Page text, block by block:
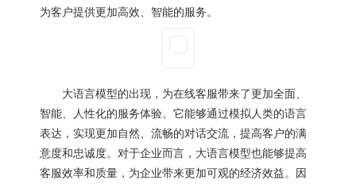
为客户提供更加高效、智能的服务。
大语言模型的出现，为在线客服带来了更加全面、
智能、人性化的服务体验。它能够通过模拟人类的语言
表达，实现更加自然、流畅的对话交流，提高客户的满
意度和忠诚度。对于企业而言，大语言模型也能够提高
客服效率和质量，为企业带来更加可观的经济效益。因